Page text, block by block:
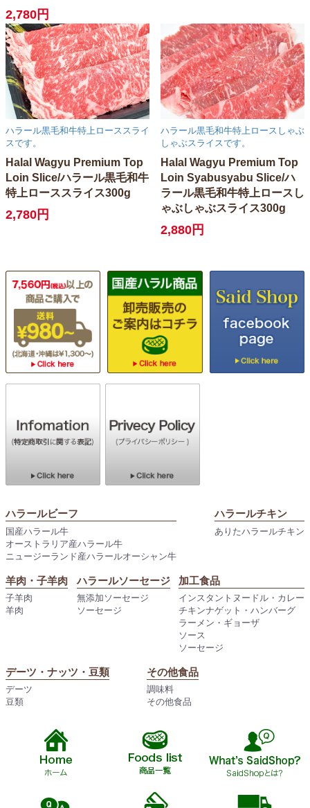
2,780円
ハラール黒毛和牛特上ローススライ
スです。
Halal Wagyu Premium Top
Loin Slice/ハラール黒毛和牛
特上ローススライス300g
2,780円
ハラール黒毛和牛特上ロースしゃぶ
しゃぶスライスです。
Halal Wagyu Premium Top
Loin Syabusyabu Slice/ハ
ラール黒毛和牛特上ロースし
ゃぶしゃぶスライス300g
2,880円
ハラールビーフ
国産ハラール牛
オーストラリア産ハラール牛
ニュージーランド産ハラールオーシャン牛
ハラールチキン
ありたハラールチキン
羊肉・子羊肉
子羊肉
羊肉
ハラールソーセージ
無添加ソーセージ
ソーセージ
加工食品
インスタントヌードル・カレー
チキンナゲット・ハンバーグ
ラーメン・ギョーザ
ソース
ソーセージ
デーツ・ナッツ・豆類
デーツ
豆類
その他食品
調味料
その他食品